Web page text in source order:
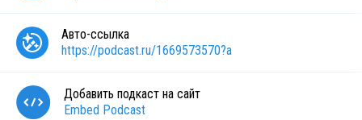
Авто-ссылка
https://podcast.ru/1669573570?a
Добавить подкаст на сайт
Embed Podcast